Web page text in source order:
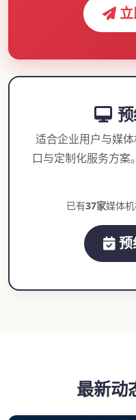
适合企业用户与媒
口与定制化服务方案
已有37家媒体机
最新动